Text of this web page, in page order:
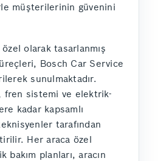
müşterilerinin güvenini
olarak tasarlanmış
Bosch Car Service
sunulmaktadır.
fren sistemi ve elektrik-
kadar kapsamlı
tarafından
Her araca özel
bakım planları, aracın